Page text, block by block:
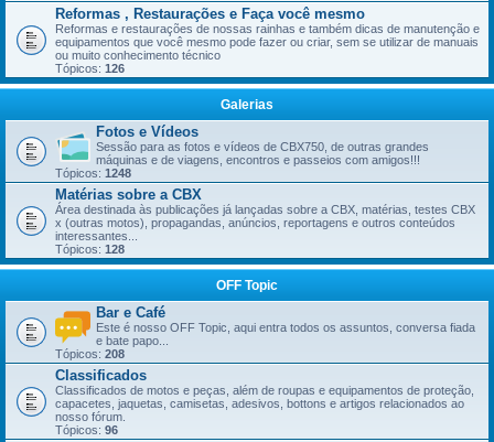
Reformas , Restaurações e Faça você mesmo
Reformas e restaurações de nossas rainhas e também dicas de manutenção e
equipamentos que você mesmo pode fazer ou criar, sem se utilizar de manuais
ou muito conhecimento técnico
Tópicos: 126
Galerias
Fotos e Vídeos
Sessão para as fotos e vídeos de CBX750, de outras grandes
máquinas e de viagens, encontros e passeios com amigos!!!
Tópicos: 1248
Matérias sobre a CBX
Área destinada às publicações já lançadas sobre a CBX, matérias, testes CBX
x (outras motos), propagandas, anúncios, reportagens e outros conteúdos
interessantes...
Tópicos: 128
OFF Topic
Bar e Café
Este é nosso OFF Topic, aqui entra todos os assuntos, conversa fiada
e bate papo...
Tópicos: 208
Classificados
Classificados de motos e peças, além de roupas e equipamentos de proteção,
capacetes, jaquetas, camisetas, adesivos, bottons e artigos relacionados ao
nosso fórum.
Tópicos: 96